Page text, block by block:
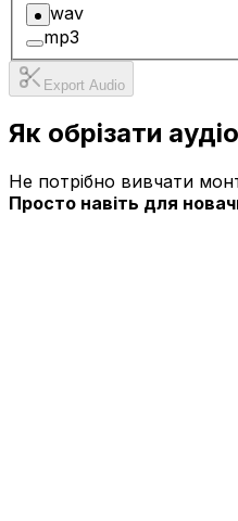
wav
mp3
Export Audio
Як обрізати
Не потрібно вивчати
Просто навіть для